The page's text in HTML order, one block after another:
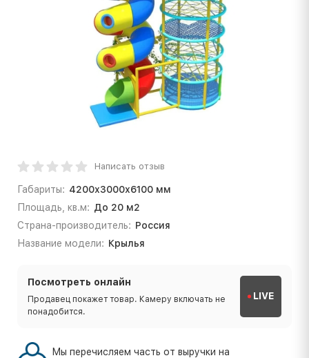
Написать отзыв
Габариты: 4200х3000х6100 мм
Площадь, кв.м: До 20 м2
Страна-производитель: Россия
Название модели: Крылья
Посмотреть онлайн
Продавец покажет товар. Камеру включать не
понадобится.
LIVE
Мы перечисляем часть от выручки на